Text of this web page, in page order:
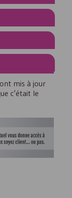
mis à jour
c’était le